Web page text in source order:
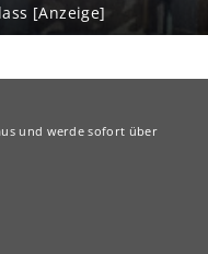
[Anzeige]
und werde sofort über